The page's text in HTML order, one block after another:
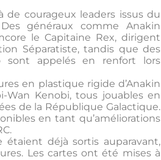
de courageux leaders issus du
généraux comme Anakin
le Capitaine Rex, dirigent
Séparatiste, tandis que des
sont appelés en renfort lors
en plastique rigide d’Anakin
Wan Kenobi, tous jouables en
de la République Galactique.
en tant qu’améliorations
déjà sortis auparavant,
Les cartes ont été mises à